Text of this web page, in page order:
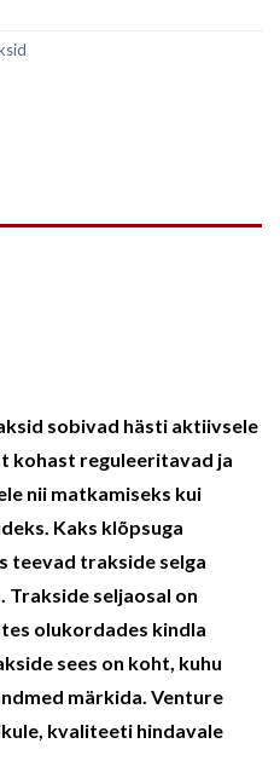
sobivad hästi aktiivsele
kohast reguleeritavad ja
nii matkamiseks kui
Kaks klõpsuga
teevad trakside selga
Trakside seljaosal on
olukordades kindla
sees on koht, kuhu
märkida. Venture
kvaliteeti hindavale